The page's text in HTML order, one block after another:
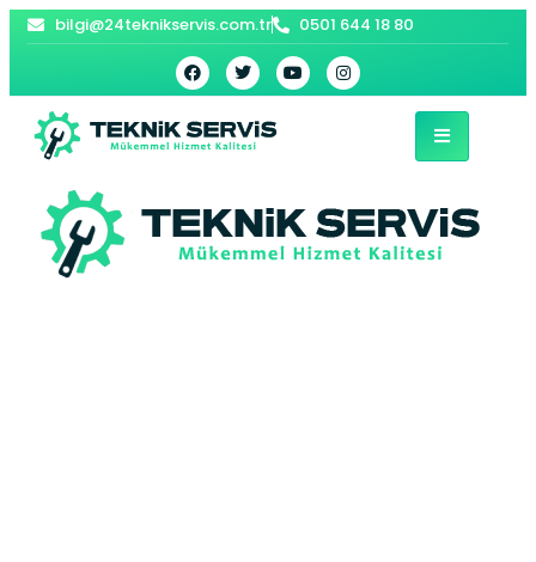
bilgi@24teknikservis.com.tr 0501 644 18 80